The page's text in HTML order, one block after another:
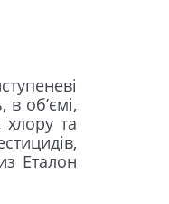
об’ємі,
хлору та
Еталон